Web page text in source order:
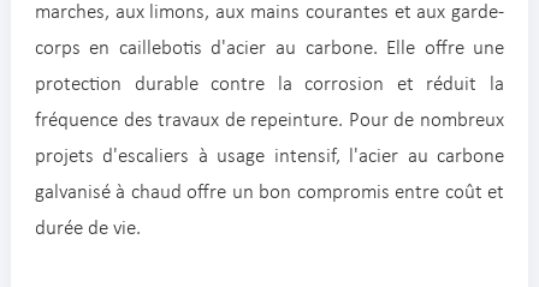
marches, aux limons, aux mains courantes et aux garde-
corps en caillebotis d'acier au carbone. Elle offre une
protection durable contre la corrosion et réduit la
fréquence des travaux de repeinture. Pour de nombreux
projets d'escaliers à usage intensif, l'acier au carbone
galvanisé à chaud offre un bon compromis entre coût et
durée de vie.